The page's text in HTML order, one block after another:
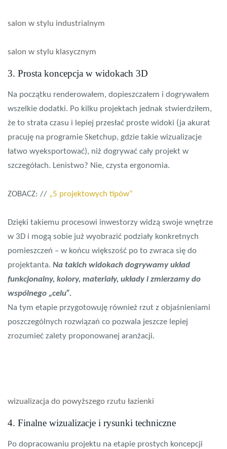
salon w stylu industrialnym
salon w stylu klasycznym
3. Prosta koncepcja w widokach 3D
Na początku renderowałem, dopieszczałem i dogrywałem
wszelkie dodatki. Po kilku projektach jednak stwierdziłem,
że to strata czasu i lepiej przesłać proste widoki (ja akurat
pracuję na programie Sketchup, gdzie takie wizualizacje
łatwo wyeksportować), niż dogrywać cały projekt w
szczegółach. Lenistwo? Nie, czysta ergonomia.
ZOBACZ: // „5 projektowych tipów”
Dzięki takiemu procesowi inwestorzy widzą swoje wnętrze
w 3D i mogą sobie już wyobrazić podziały konkretnych
pomieszczeń – w końcu większość po to zwraca się do
projektanta. Na takich widokach dogrywamy układ
funkcjonalny, kolory, materiały, układy i zmierzamy do
wspólnego „celu”.
Na tym etapie przygotowuję również rzut z objaśnieniami
poszczególnych rozwiązań co pozwala jeszcze lepiej
zrozumieć zalety proponowanej aranżacji.
wizualizacja do powyższego rzutu łazienki
4. Finalne wizualizacje i rysunki techniczne
Po dopracowaniu projektu na etapie prostych koncepcji